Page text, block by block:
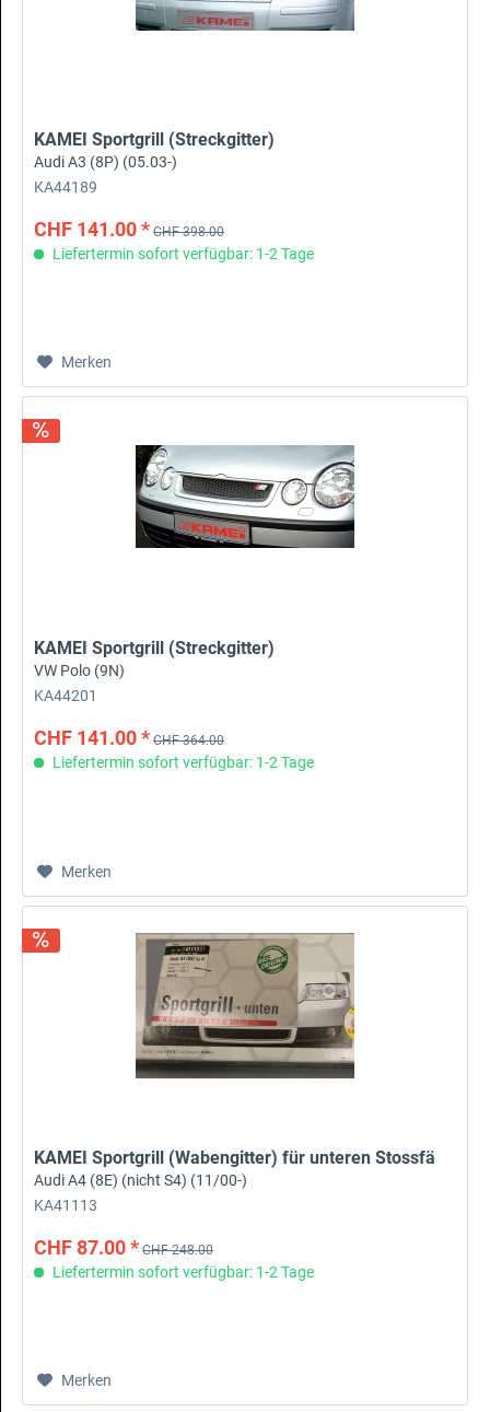
KAMEI Sportgrill (Streckgitter)
Audi A3 (8P) (05.03-)
KA44189
CHF 141.00 * CHF 398.00
Liefertermin sofort verfügbar: 1-2 Tage
Merken
KAMEI Sportgrill (Streckgitter)
VW Polo (9N)
KA44201
CHF 141.00 * CHF 364.00
Liefertermin sofort verfügbar: 1-2 Tage
Merken
KAMEI Sportgrill (Wabengitter) für unteren Stossfä
Audi A4 (8E) (nicht S4) (11/00-)
KA41113
CHF 87.00 * CHF 248.00
Liefertermin sofort verfügbar: 1-2 Tage
Merken